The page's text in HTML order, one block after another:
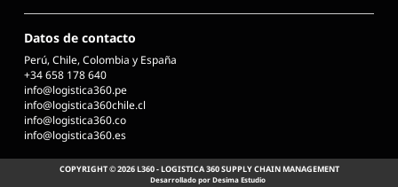
Datos de contacto
Perú, Chile, Colombia y España
+34 658 178 640
info@logistica360.pe
info@logistica360chile.cl
info@logistica360.co
info@logistica360.es
COPYRIGHT © 2026 L360 - LOGISTICA 360 SUPPLY CHAIN MANAGEMENT
Desarrollado por Desima Estudio